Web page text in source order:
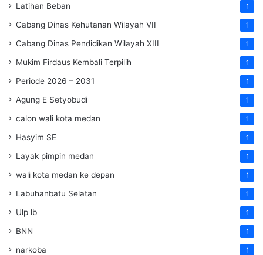
Latihan Beban 1
Cabang Dinas Kehutanan Wilayah VII 1
Cabang Dinas Pendidikan Wilayah XIII 1
Mukim Firdaus Kembali Terpilih 1
Periode 2026 – 2031 1
Agung E Setyobudi 1
calon wali kota medan 1
Hasyim SE 1
Layak pimpin medan 1
wali kota medan ke depan 1
Labuhanbatu Selatan 1
Ulp lb 1
BNN 1
narkoba 1